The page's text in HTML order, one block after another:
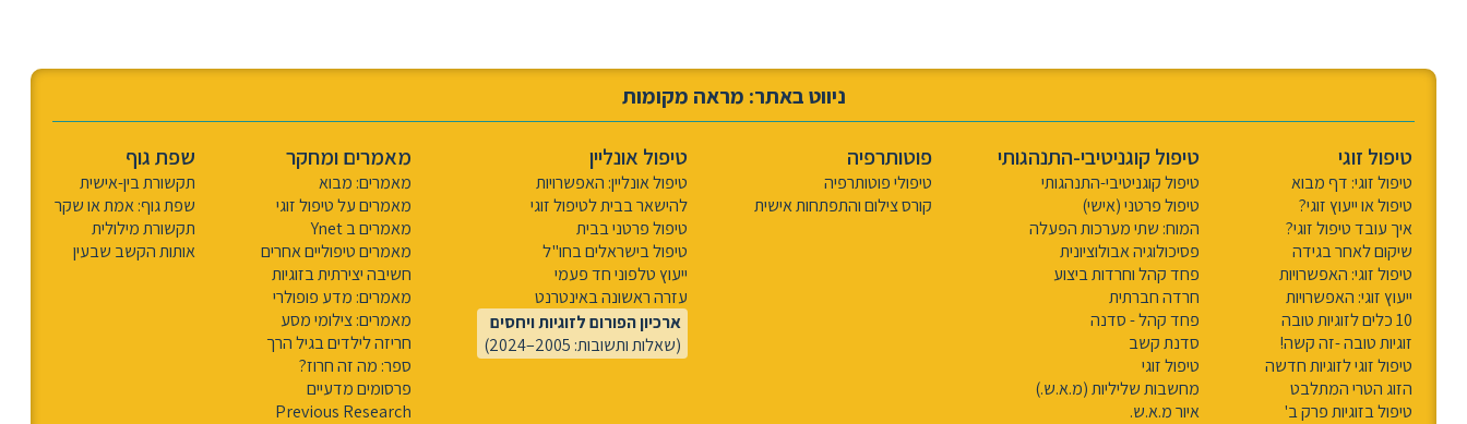
ניווט באתר: מראה מקומות
טיפול זוגי
טיפול זוגי: דף מבוא
טיפול או ייעוץ זוגי?
איך עובד טיפול זוגי?
שיקום לאחר בגידה
טיפול זוגי: האפשרויות
ייעוץ זוגי: האפשרויות
10 כלים לזוגיות טובה
זוגיות טובה -זה קשה!
טיפול זוגי לזוגיות חדשה
הזוג הטרי המתלבט
טיפול בזוגיות פרק ב'
טיפול קוגניטיבי-התנהגותי
טיפול קוגניטיבי-התנהגותי
טיפול פרטני (אישי)
המוח: שתי מערכות הפעלה
פסיכולוגיה אבולוציונית
פחד קהל וחרדות ביצוע
חרדה חברתית
פחד קהל - סדנה
סדנת קשב
טיפול זוגי
מחשבות שליליות (מ.א.ש.)
איור מ.א.ש.
פוטותרפיה
טיפולי פוטותרפיה
קורס צילום והתפתחות אישית
טיפול אונליין
טיפול אונליין: האפשרויות
להישאר בבית לטיפול זוגי
טיפול פרטני בבית
טיפול בישראלים בחו"ל
ייעוץ טלפוני חד פעמי
עזרה ראשונה באינטרנט
ארכיון הפורום לזוגיות ויחסים
(שאלות ותשובות: 2005–2024)
מאמרים ומחקר
מאמרים: מבוא
מאמרים על טיפול זוגי
מאמרים ב Ynet
מאמרים טיפוליים אחרים
חשיבה יצירתית בזוגיות
מאמרים: מדע פופולרי
מאמרים: צילומי מסע
חריזה לילדים בגיל הרך
ספר: מה זה חרוז?
פרסומים מדעיים
Previous Research
שפת גוף
תקשורת בין-אישית
שפת גוף: אמת או שקר
תקשורת מילולית
אותות הקשב שבעין